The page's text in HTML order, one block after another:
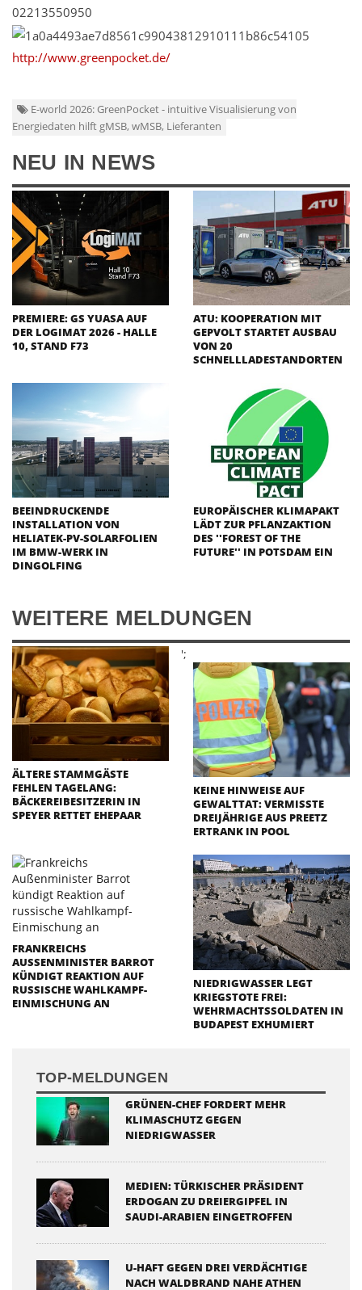
02213550950
http://www.greenpocket.de/
E-world 2026: GreenPocket - intuitive Visualisierung von
Energiedaten hilft gMSB, wMSB, Lieferanten
NEU IN NEWS
PREMIERE: GS YUASA AUF
DER LOGIMAT 2026 - HALLE
10, STAND F73
ATU: KOOPERATION MIT
GEPVOLT STARTET AUSBAU
VON 20
SCHNELLLADESTANDORTEN
BEEINDRUCKENDE
INSTALLATION VON
HELIATEK-PV-SOLARFOLIEN
IM BMW-WERK IN
DINGOLFING
EUROPÄISCHER KLIMAPAKT
LÄDT ZUR PFLANZAKTION
DES ''FOREST OF THE
FUTURE'' IN POTSDAM EIN
WEITERE MELDUNGEN
';
ÄLTERE STAMMGÄSTE
FEHLEN TAGELANG:
BÄCKEREIBESITZERIN IN
SPEYER RETTET EHEPAAR
KEINE HINWEISE AUF
GEWALTTAT: VERMISSTE
DREIJÄHRIGE AUS PREETZ
ERTRANK IN POOL
FRANKREICHS
AUSSENMINISTER BARROT K
ÜNDIGT REAKTION AUF R
USSISCHE WAHLKAMPF-E
INMISCHUNG AN
NIEDRIGWASSER LEGT
KRIEGSTOTE FREI:
WEHRMACHTSSOLDATEN IN
BUDAPEST EXHUMIERT
TOP-MELDUNGEN
GRÜNEN-CHEF FORDERT MEHR
KLIMASCHUTZ GEGEN
NIEDRIGWASSER
MEDIEN: TÜRKISCHER PRÄSIDENT
ERDOGAN ZU DREIERGIPFEL IN
SAUDI-ARABIEN EINGETROFFEN
U-HAFT GEGEN DREI VERDÄCHTIGE
NACH WALDBRAND NAHE ATHEN